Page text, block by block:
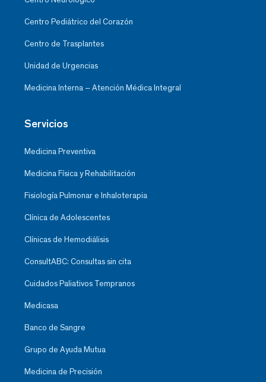
Centro Pediátrico del Corazón
Centro de Trasplantes
Unidad de Urgencias
Medicina Interna – Atención Médica Integral
Servicios
Medicina Preventiva
Medicina Física y Rehabilitación
Fisiología Pulmonar e Inhaloterapia
Clínica de Adolescentes
Clínicas de Hemodiálisis
ConsultABC: Consultas sin cita
Cuidados Paliativos Tempranos
Medicasa
Banco de Sangre
Grupo de Ayuda Mutua
Medicina de Precisión